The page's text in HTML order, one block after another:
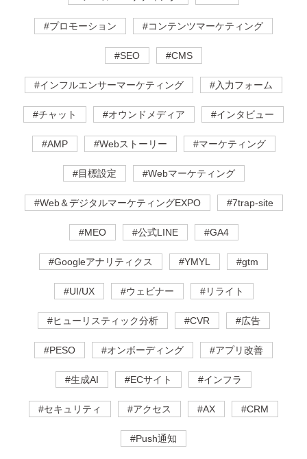
#プロモーション #コンテンツマーケティング
#SEO #CMS
#インフルエンサーマーケティング #入力フォーム
#チャット #オウンドメディア #インタビュー
#AMP #Webストーリー #マーケティング
#目標設定 #Webマーケティング
#Web＆デジタルマーケティングEXPO #7trap-site
#MEO #公式LINE #GA4
#Googleアナリティクス #YMYL #gtm
#UI/UX #ウェビナー #リライト
#ヒューリスティック分析 #CVR #広告
#PESO #オンボーディング #アプリ改善
#生成AI #ECサイト #インフラ
#セキュリティ #アクセス #AX #CRM
#Push通知